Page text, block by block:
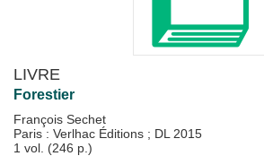
LIVRE
Forestier
François Sechet
Paris : Verlhac Éditions ; DL 2015
1 vol. (246 p.)